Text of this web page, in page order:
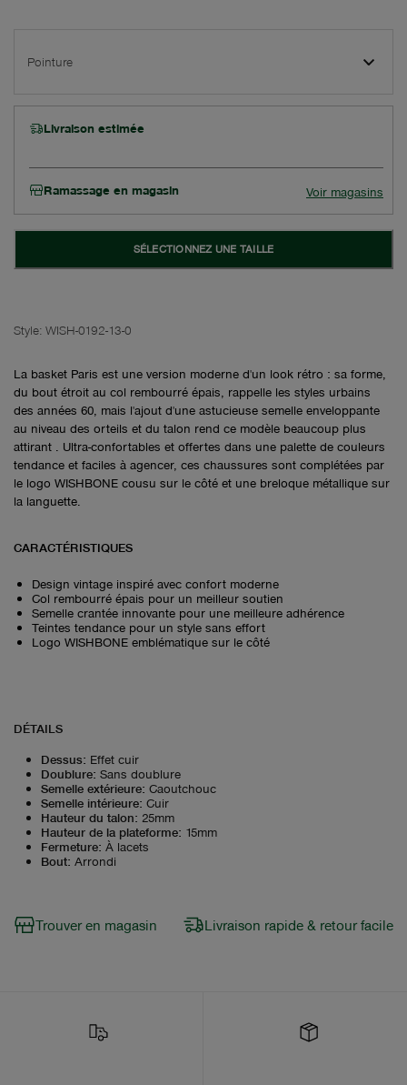
Pointure
Livraison estimée
Ramassage en magasin Voir magasins
SÉLECTIONNEZ UNE TAILLE
Style: WISH-0192-13-0
La basket Paris est une version moderne d'un look rétro : sa forme,
du bout étroit au col rembourré épais, rappelle les styles urbains
des années 60, mais l'ajout d'une astucieuse semelle enveloppante
au niveau des orteils et du talon rend ce modèle beaucoup plus
attirant . Ultra-confortables et offertes dans une palette de couleurs
tendance et faciles à agencer, ces chaussures sont complétées par
le logo WISHBONE cousu sur le côté et une breloque métallique sur
la languette.
CARACTÉRISTIQUES
Design vintage inspiré avec confort moderne
Col rembourré épais pour un meilleur soutien
Semelle crantée innovante pour une meilleure adhérence
Teintes tendance pour un style sans effort
Logo WISHBONE emblématique sur le côté
DÉTAILS
Dessus: Effet cuir
Doublure: Sans doublure
Semelle extérieure: Caoutchouc
Semelle intérieure: Cuir
Hauteur du talon: 25mm
Hauteur de la plateforme: 15mm
Fermeture: À lacets
Bout: Arrondi
Trouver en magasin Livraison rapide & retour facile